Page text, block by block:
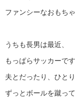
ファンシーなおもち
うちも長男は最近、
もっぱらサッカーです
夫とだったり、ひと
ずっとボールを蹴っ